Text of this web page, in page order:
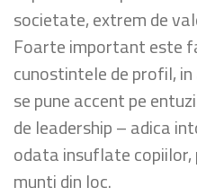
societate, extrem de
Foarte important este
cunostintele de profil,
se pune accent pe
de leadership – adica
odata insuflate
munti din loc.